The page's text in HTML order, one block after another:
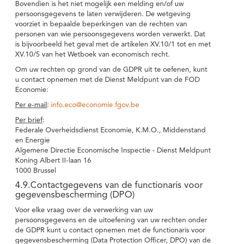
Bovendien is het niet mogelijk een melding en/of uw
persoonsgegevens te laten verwijderen. De wetgeving
voorziet in bepaalde beperkingen van de rechten van
personen van wie persoonsgegevens worden verwerkt. Dat
is bijvoorbeeld het geval met de artikelen XV.10/1 tot en met
XV.10/5 van het Wetboek van economisch recht.
Om uw rechten op grond van de GDPR uit te oefenen, kunt
u contact opnemen met de Dienst Meldpunt van de FOD
Economie:
Per e-mail : info.eco@economie.fgov.be
Per brief:
Federale Overheidsdienst Economie, K.M.O., Middenstand
en Energie
Algemene Directie Economische Inspectie - Dienst Meldpunt
Koning Albert II-laan 16
1000 Brussel
4.9.Contactgegevens van de functionaris voor
gegevensbescherming (DPO)
Voor elke vraag over de verwerking van uw
persoonsgegevens en de uitoefening van uw rechten onder
de GDPR kunt u contact opnemen met de functionaris voor
gegevensbescherming (Data Protection Officer, DPO) van de